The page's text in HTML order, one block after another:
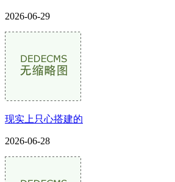
2026-06-29
现实上只心搭建的
2026-06-28